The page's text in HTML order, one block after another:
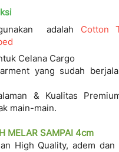
adalah Cotton
yang sudah
&
Kualitas
main-main.
MELAR SAMPAI 4cm
High Quality, adem dan